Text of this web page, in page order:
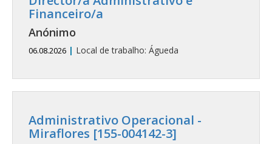
Financeiro/a
Anónimo
06.08.2026 | Local de trabalho: Águeda
Administrativo Operacional -
Miraflores [155-004142-3]